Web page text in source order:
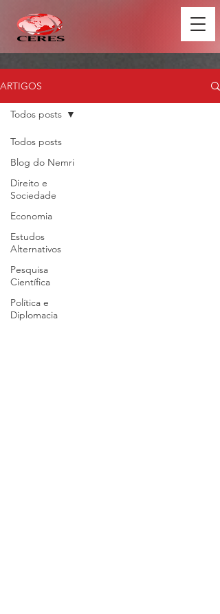
ARTIGOS
Todos posts
Blog do Nemri
Direito e
Sociedade
Economia
Estudos
Alternativos
Pesquisa
Científica
Política e
Diplomacia
Todos posts